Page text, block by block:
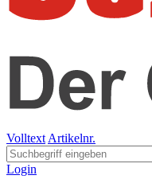
Volltext Artikelnr.
Login